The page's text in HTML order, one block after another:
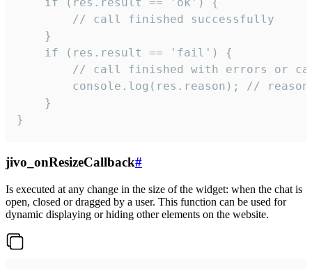
        // call finished successfully
    }
    if (res.result == 'fail') {
// call finished with errors or
console.log(res.reason); //
    }
}
jivo_onResizeCallback#
Is executed at any change in the size of the widget: when the chat is
open, closed or dragged by a user. This function can be used for
dynamic displaying or hiding other elements on the website.